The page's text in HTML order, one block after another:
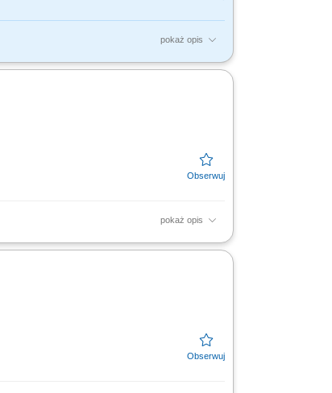
pokaż opis
na usługi, wykonywanie
pokaż opis